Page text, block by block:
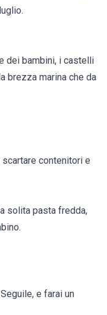
dei bambini, i castelli
brezza marina che da
contenitori e
solita pasta fredda,
e farai un